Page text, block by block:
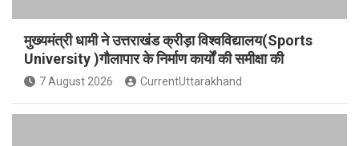
मुख्यमंत्री धामी ने उत्तराखंड क्रीड़ा विश्वविद्यालय(Sports
University )गौलापार के निर्माण कार्यों की समीक्षा की
7 August 2026 CurrentUttarakhand